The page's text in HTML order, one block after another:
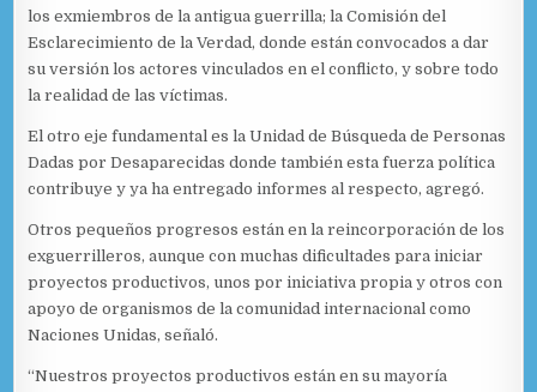
los exmiembros de la antigua guerrilla; la Comisión del
Esclarecimiento de la Verdad, donde están convocados a dar
su versión los actores vinculados en el conflicto, y sobre todo
la realidad de las víctimas.
El otro eje fundamental es la Unidad de Búsqueda de Personas
Dadas por Desaparecidas donde también esta fuerza política
contribuye y ya ha entregado informes al respecto, agregó.
Otros pequeños progresos están en la reincorporación de los
exguerrilleros, aunque con muchas dificultades para iniciar
proyectos productivos, unos por iniciativa propia y otros con
apoyo de organismos de la comunidad internacional como
Naciones Unidas, señaló.
“Nuestros proyectos productivos están en su mayoría